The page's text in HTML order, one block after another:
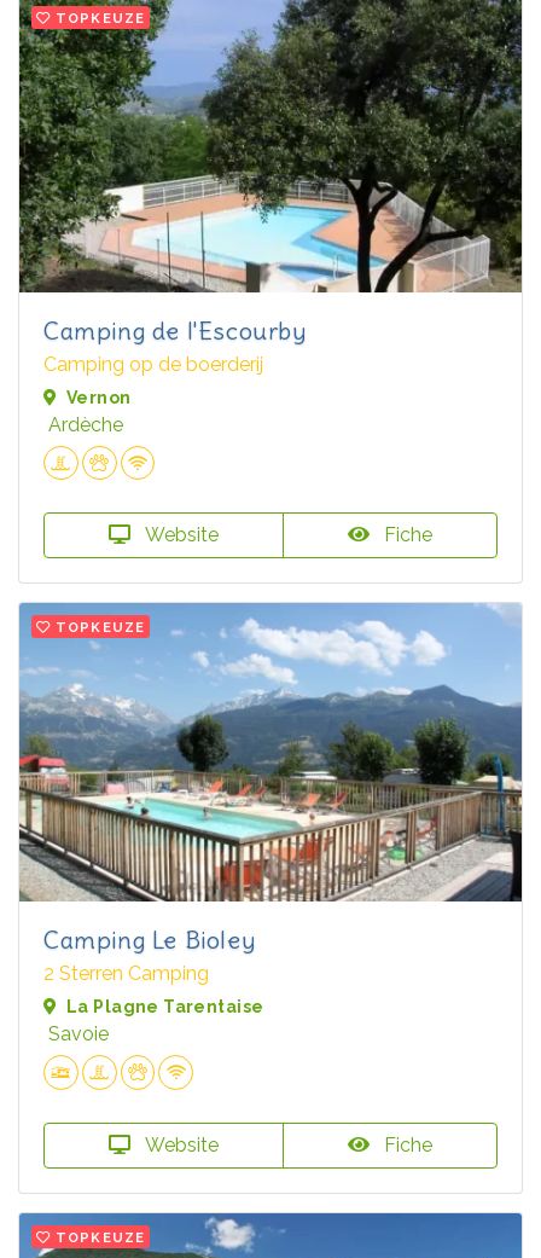
TOPKEUZE
Camping de l'Escourby
Camping op de boerderij
Vernon
Ardèche
Website Fiche
TOPKEUZE
Camping Le Bioley
2 Sterren Camping
La Plagne Tarentaise
Savoie
Website Fiche
TOPKEUZE